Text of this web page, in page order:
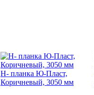
H- планка Ю-Пласт,
Коричневый, 3050 мм